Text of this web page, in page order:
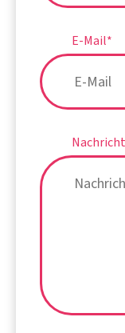
E-Mail*
Nachricht